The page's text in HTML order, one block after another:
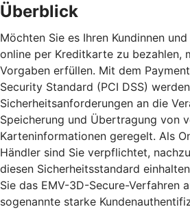
Überblick
Möchten Sie es Ihren Kundinnen
online per Kreditkarte zu bezahlen,
Vorgaben erfüllen. Mit dem
Security Standard (PCI DSS)
Sicherheitsanforderungen an die
Speicherung und Übertragung von
Karteninformationen geregelt. Als
Händler sind Sie verpflichtet,
diesen Sicherheitsstandard
Sie das EMV-3D-Secure-Verfahren
sogenannte starke